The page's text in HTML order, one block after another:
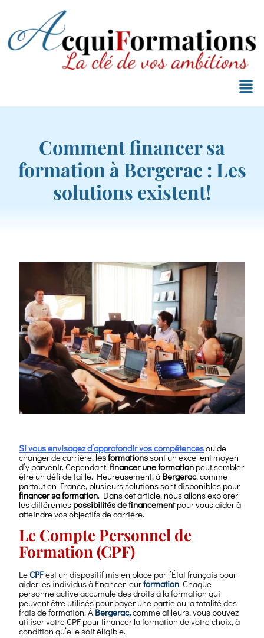
Comment financer sa
formation à Bergerac : Les
solutions existent!
Si vous envisagez d’approfondir voscompétencesou de
changer de carrière, les formationssont un excellent moyen
d’y parvenir. Cependant,financer une formation peut sembler
être un défi de taille. Heureusement, à Bergerac, comme
partout en France, plusieurs solutions sont disponibles pour
financer sa formation. Dans cet article, nous allons explorer
les différentes possibilités de financementpour vous aider à
atteindre vos objectifs de carrière.
Le Compte Personnel de
Formation (CPF)
LeCPFest un dispositif mis en place par l’État français pour
aider les individus à financer leurformation. Chaque
personne active accumule des droits à la formation qui
peuvent être utilisés pour payer une partie ou la totalité des
frais de formation. À Bergerac,comme ailleurs, vous pouvez
utiliser votre CPF pour financer la formation de votre choix, à
condition qu’elle soit éligible.